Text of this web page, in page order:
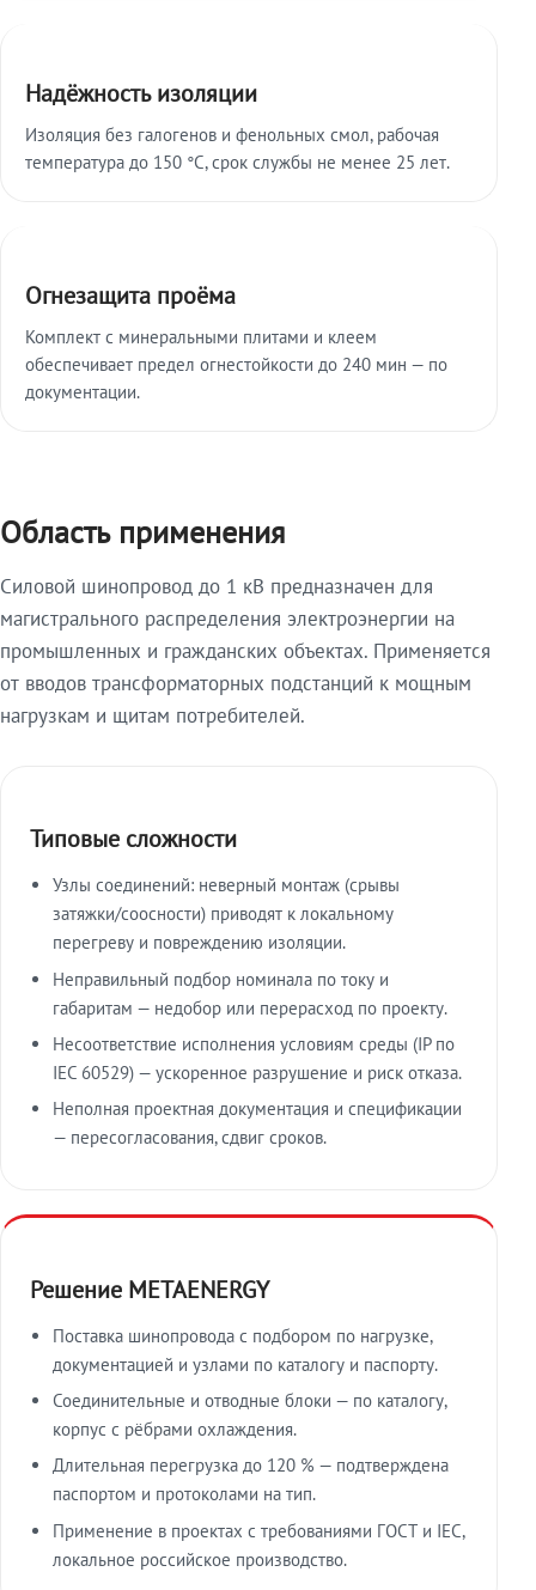
Надёжность изоляции
Изоляция без галогенов и фенольных смол, рабочая
температура до 150 °C, срок службы не менее 25 лет.
Огнезащита проёма
Комплект с минеральными плитами и клеем
обеспечивает предел огнестойкости до 240 мин — по
документации.
Область применения
Силовой шинопровод до 1 кВ предназначен для
магистрального распределения электроэнергии на
промышленных и гражданских объектах. Применяется
от вводов трансформаторных подстанций к мощным
нагрузкам и щитам потребителей.
Типовые сложности
Узлы соединений: неверный монтаж (срывы
затяжки/соосности) приводят к локальному
перегреву и повреждению изоляции.
Неправильный подбор номинала по току и
габаритам — недобор или перерасход по проекту.
Несоответствие исполнения условиям среды (IP по
IEC 60529) — ускоренное разрушение и риск отказа.
Неполная проектная документация и спецификации
— пересогласования, сдвиг сроков.
Решение METAENERGY
Поставка шинопровода с подбором по нагрузке,
документацией и узлами по каталогу и паспорту.
Соединительные и отводные блоки — по каталогу,
корпус с рёбрами охлаждения.
Длительная перегрузка до 120 % — подтверждена
паспортом и протоколами на тип.
Применение в проектах с требованиями ГОСТ и IEC,
локальное российское производство.